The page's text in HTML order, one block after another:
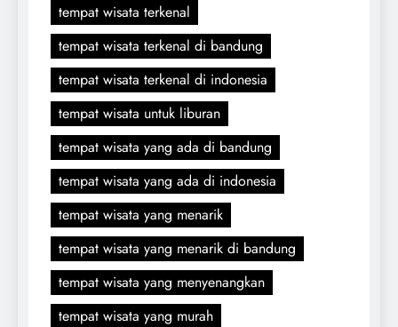
tempat wisata terkenal
tempat wisata terkenal di bandung
tempat wisata terkenal di indonesia
tempat wisata untuk liburan
tempat wisata yang ada di bandung
tempat wisata yang ada di indonesia
tempat wisata yang menarik
tempat wisata yang menarik di bandung
tempat wisata yang menyenangkan
tempat wisata yang murah